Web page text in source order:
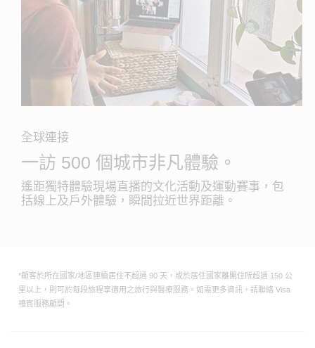
全球連接
一訪 500 個城市非凡體驗。
遙距獨特體驗現場直播的文化活動及運動賽事，包
括線上及戶外體驗，瞬間拉近世界距離。
*顧客於所在國家/地區連續居住不超過 90 天，或於居住國家離開住所超過 150 公
里以上，則可於每段旅程享適用之旅行與醫療服務。如需更多資訊，請聯絡 Visa
禮賓服務顧問。